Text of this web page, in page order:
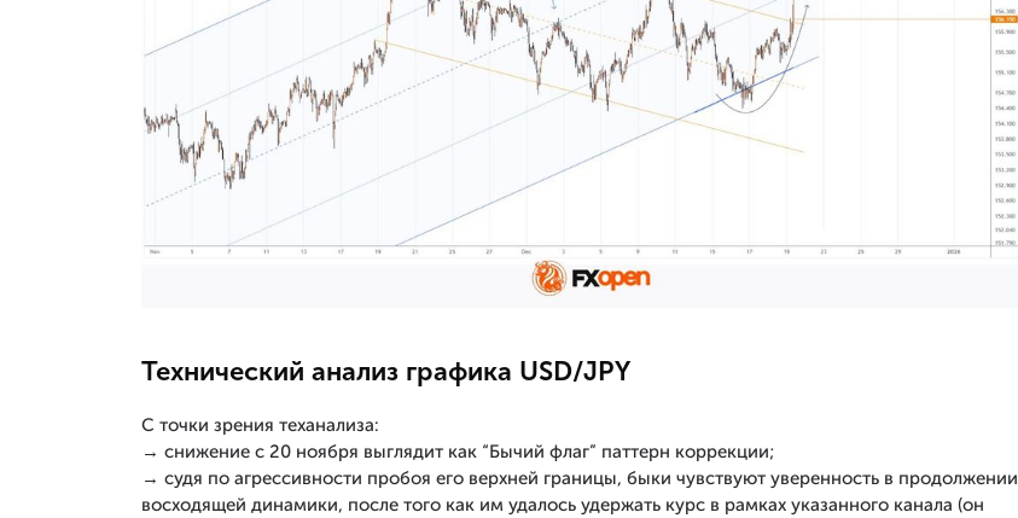
Технический анализ графика USD/JPY
С точки зрения теханализа:
→ снижение с 20 ноября выглядит как “Бычий флаг” паттерн коррекции;
→ судя по агрессивности пробоя его верхней границы, быки чувствуют уверенность в продолжении
восходящей динамики, после того как им удалось удержать курс в рамках указанного канала (он